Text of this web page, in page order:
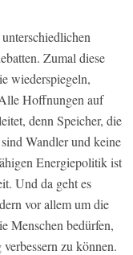
Zumal diese
wiederspiegeln,
Hoffnungen auf
denn Speicher, die
Wandler und keine
Energiepolitik ist
Und da geht es
vor allem um die
Menschen bedürfen,
zu können.